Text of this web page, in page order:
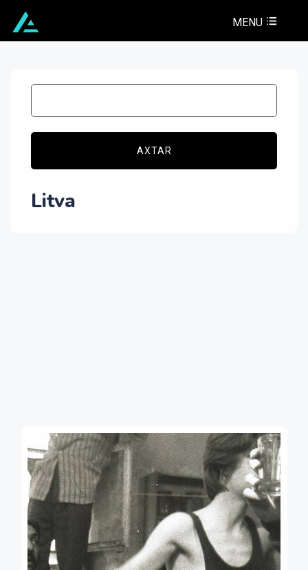
MENU
AXTAR
Litva